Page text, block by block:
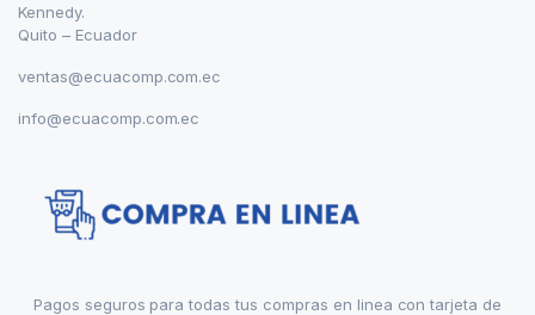
Kennedy.
Quito – Ecuador
ventas@ecuacomp.com.ec
info@ecuacomp.com.ec
Pagos seguros para todas tus compras en linea con tarjeta de